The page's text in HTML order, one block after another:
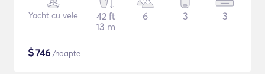
Yacht cu vele
42 ft
13 m
6 3 3
$746 /noapte